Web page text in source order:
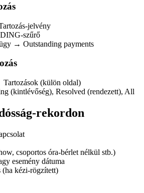
jelvény
szűrő
→ Outstanding payments
(külön oldal)
(kintlévőség), Resolved (rendezett), All
rekordon
csoportos óra-bérlet nélkül stb.)
esemény dátuma
(ha kézi-rögzített)